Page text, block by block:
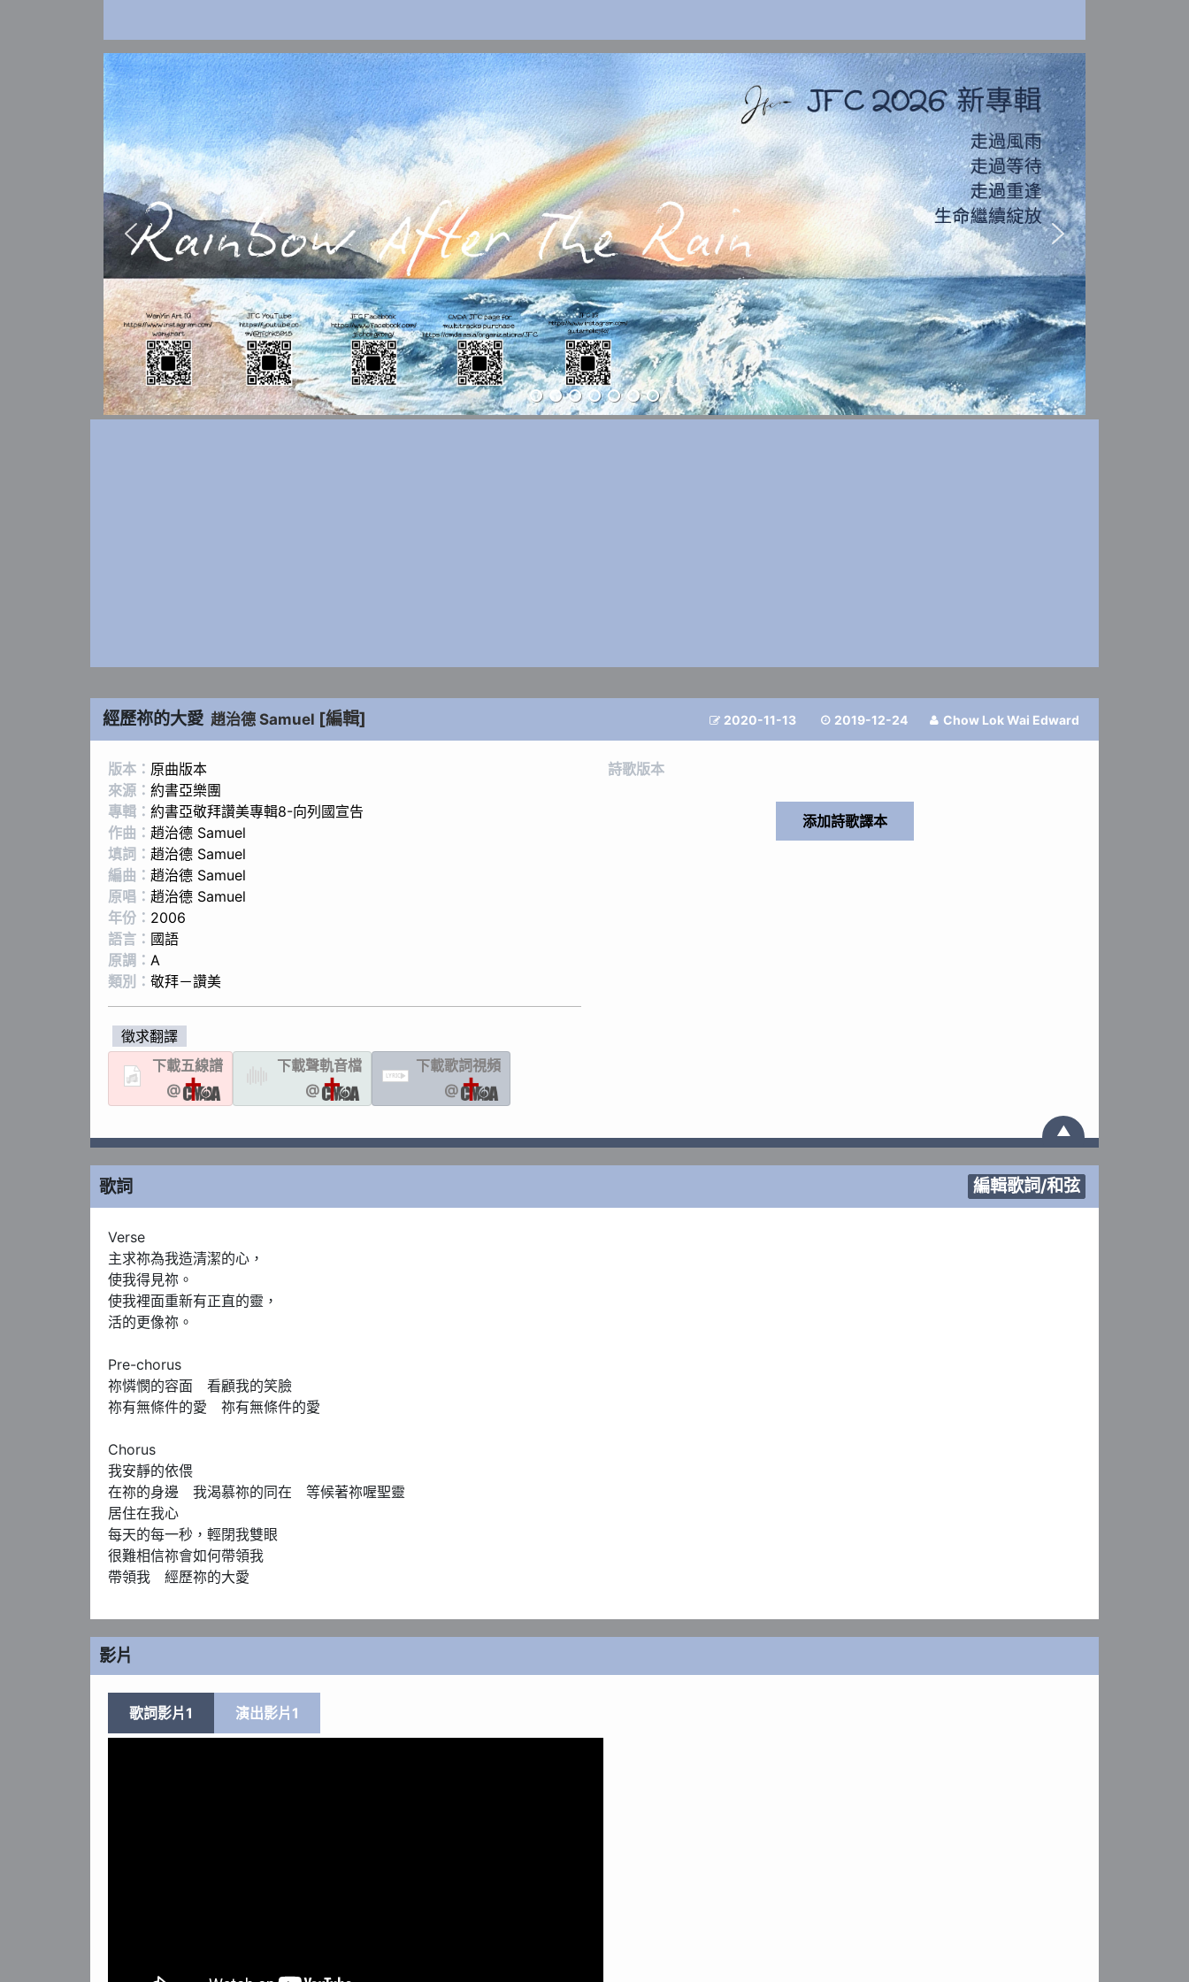
經歷祢的大愛 趙治德 Samuel [編輯]  2020-11-13  2019-12-24  Chow Lok Wai Edward
版本： 原曲版本
來源： 約書亞樂團
專輯： 約書亞敬拜讚美專輯8-向列國宣告
作曲： 趙治德 Samuel
填詞： 趙治德 Samuel
編曲： 趙治德 Samuel
原唱： 趙治德 Samuel
年份： 2006
語言： 國語
原調： A
類別： 敬拜－讚美
徵求翻譯
下載五線譜
@
下載聲軌音檔
@
LYRIC
下載歌詞視頻
@
詩歌版本
▲
歌詞 編輯歌詞/和弦
Verse
主求祢為我造清潔的心，
使我得見祢。
使我裡面重新有正直的靈，
活的更像祢。
Pre-chorus
祢憐憫的容面　看顧我的笑臉
祢有無條件的愛　祢有無條件的愛
Chorus
我安靜的依偎
在祢的身邊　我渴慕祢的同在　等候著祢喔聖靈
居住在我心
每天的每一秒，輕閉我雙眼
很難相信祢會如何帶領我
帶領我　經歷祢的大愛
影片
歌詞影片1 演出影片1